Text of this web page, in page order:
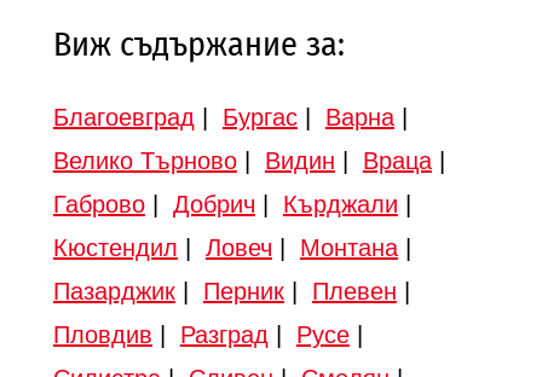
Виж съдържание за:
Благоевград Бургас| Варна|
Велико Търново| Видин Враца|
Габрово| Добрич Кърджали
Кюстендил
Ловеч Монтана|
Пазарджик| Перник| Плевен
Пловдив
Разград Русе|